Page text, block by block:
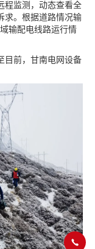
程监测，动态查看全
求。根据道路情况输
输配电线路运行情
目前，甘南电网设备